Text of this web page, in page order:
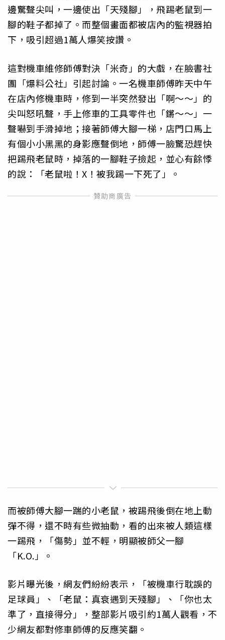
邊驚聲尖叫，一邊使出「天殘腳」，飛踢老鼠到一
腳的鞋子都掉了。而整個畫面都被店內的監視器拍
下，吸引超過1萬人爆笑按讚。
這對機車維修師傅對決「米奇」的大戲，在臉書社
團「爆料公社」引起討論。一名機車師傅昨天中午
在店內修機車時，修到一半突然發出「啊～～」的
尖叫怒吼聲，手上修車的工具零件也「鏘～～」一
聲嚇到手滑掉地；接著師傅大腳一梯，店門口馬上
有個小小黑黑的身影應聲倒地，師傅一臉驚恐趕快
把踢飛老鼠時，掉落的一腳鞋子撿起，並心有餘悸
的說：「老鼠啦！X！被我踢一下死了」。
而被師傅大腳一踹的小老鼠，被踢飛後倒在地上動
彈不得，還不時有些微抽動，看的出來被人類這樣
一踢飛，「傷勢」並不輕，明顯被師父一腳
「K.O.」。
影片曝光後，網友們紛紛表示，「被機車行耽誤的
足球員」、「老鼠：真衰遇到天殘腳」、「你也太
準了，直接得分」，整部影片吸引約1萬人觀看，不
少網友都對修車師傅的反應笑翻。